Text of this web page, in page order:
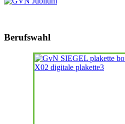
Berufswahl